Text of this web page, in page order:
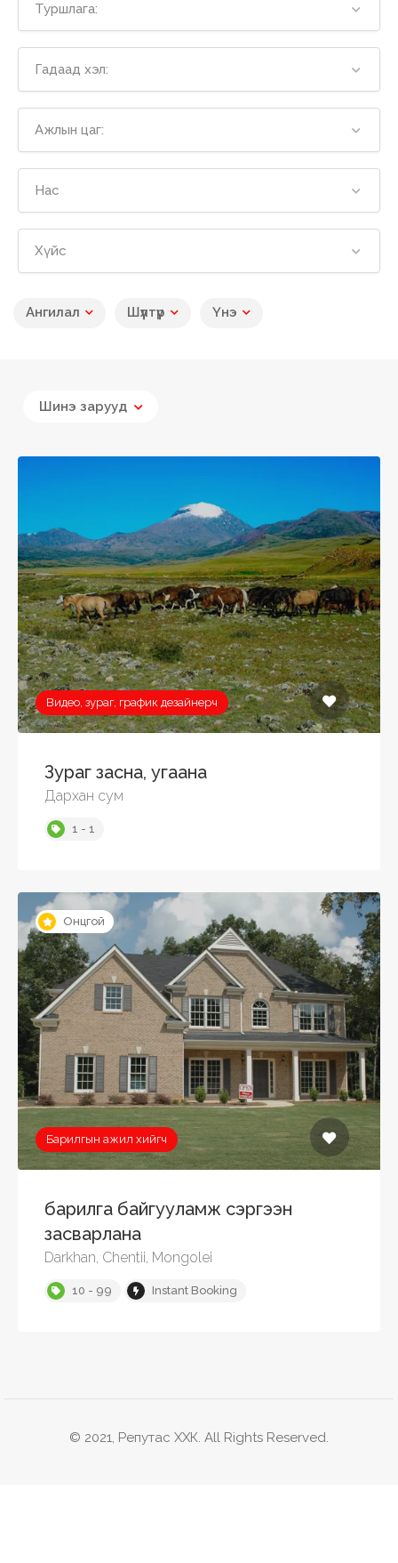
Туршлага:
Гадаад хэл:
Ажлын цаг:
Нас
Хүйс
Ангилал Шүүлтүүр Үнэ
Шинэ зарууд
Видео, зураг, график дезайнерч
Зураг засна, угаана
Дархан сум
1 - 1
Онцгой
Барилгын ажил хийгч
барилга байгууламж сэргээн
засварлана
Darkhan, Chentii, Mongolei
10 - 99 Instant Booking
© 2021, Репутас ХХК. All Rights Reserved.